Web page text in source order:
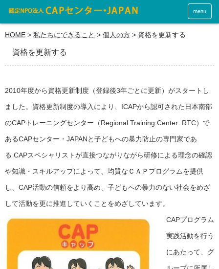
menu
HOME > 私たちにできること > 個人の方 > 資格を更新する
資格を更新する
2010年度から資格更新制度（登録後3年ごとに更新）がスタートし
ました。資格更新制度の導入により、ICAPから認可された日本南部
のCAPトレーニングセンター（Regional Training Center: RTC）で
あるCAPセンター・JAPANと子どもへの暴力防止の専門家であ
る CAPスペシャリストが直接つながりながら研修による理念の確認
や知識・スキルアップによって、均質なＣＡＰプログラムを提供
し、CAP活動の信頼をより高め、子どもへの暴力のない社会をめざ
して活動を更に推進していくことをめざしています。
CAPプログラム
実践活動を行う
にあたって、グ